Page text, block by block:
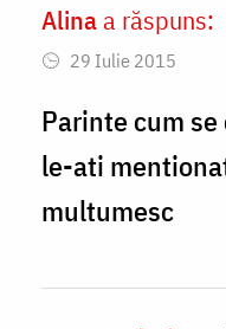
In
reply
to
Soră
Rada,
Alina a răspuns:
29 Iulie 2015
Parinte cum
le-ati
multumesc